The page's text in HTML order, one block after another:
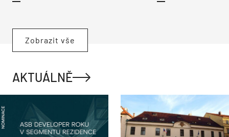
Zobrazit vše
AKTUÁLNĚ